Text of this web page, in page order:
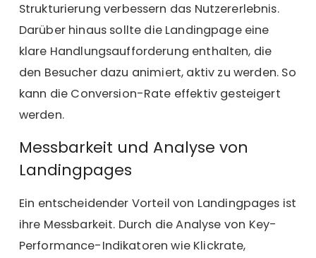
Strukturierung verbessern das Nutzererlebnis.
Darüber hinaus sollte die Landingpage eine
klare Handlungsaufforderung enthalten, die
den Besucher dazu animiert, aktiv zu werden. So
kann die Conversion-Rate effektiv gesteigert
werden.
Messbarkeit und Analyse von
Landingpages
Ein entscheidender Vorteil von Landingpages ist
ihre Messbarkeit. Durch dieAnalyse von Key-
Performance-Indikatoren wie Klickrate,